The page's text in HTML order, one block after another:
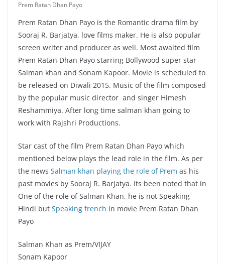
Prem Ratan Dhan Payo
Prem Ratan Dhan Payo is the Romantic drama film by
Sooraj R. Barjatya, love films maker. He is also popular
screen writer and producer as well. Most awaited film
Prem Ratan Dhan Payo starring Bollywood super star
Salman khan and Sonam Kapoor. Movie is scheduled to
be released on Diwali 2015. Music of the film composed
by the popular music director and singer Himesh
Reshammiya. After long time salman khan going to
work with Rajshri Productions.
Star cast of the film Prem Ratan Dhan Payo which
mentioned below plays the lead role in the film. As per
the news Salman khan playing the role of Prem as his
past movies by Sooraj R. Barjatya. Its been noted that in
One of the role of Salman Khan, he is not Speaking
Hindi but Speaking french in movie Prem Ratan Dhan
Payo
Salman Khan as Prem/VIJAY
Sonam Kapoor